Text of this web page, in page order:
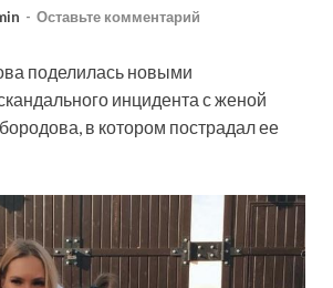
- Оставьте комментарий
поделилась новыми
инцидента с женой
в котором пострадал ее